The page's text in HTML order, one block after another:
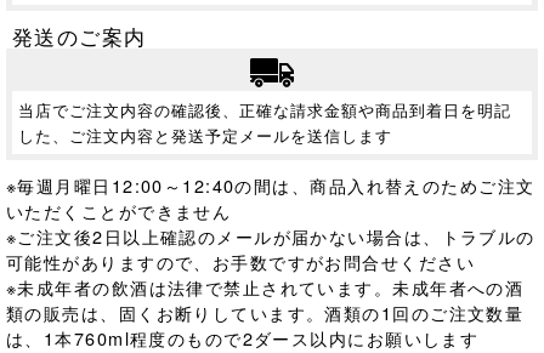
発送のご案内
当店でご注文内容の確認後、正確な請求金額や商品到着日を明記
した、ご注文内容と発送予定メールを送信します
※毎週月曜日12:00～12:40の間は、商品入れ替えのためご注文
いただくことができません
※ご注文後2日以上確認のメールが届かない場合は、トラブルの
可能性がありますので、お手数ですがお問合せください
※未成年者の飲酒は法律で禁止されています。未成年者への酒
類の販売は、固くお断りしています。酒類の1回のご注文数量
は、1本760ml程度のもので2ダース以内にお願いします